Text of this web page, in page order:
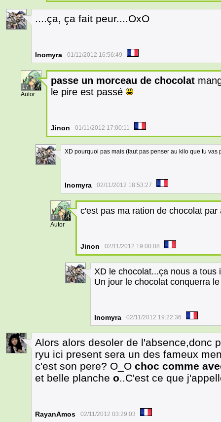
6
....ça, ça fait peur....OxO
Inomyra 01/11/2012 16:56:49
17
Autor
passe un morceau de chocolat
le pire est passé
Jinon 01/11/2012 17:00:11
6
XD pourquoi pas mais (faut pas penser au kilo que tu vas
Inomyra 02/11/2012 18:53:27
17
Autor
c'est pas ma ration de chocolat
Jinon 02/11/2012 19:00:08
6
XD le chocolat...ça nous a tous
Un jour le chocolat conquerra
Inomyra 02/11/2012 19:22:36
6
Alors alors desoler de l'absence,donc
ryu ici present sera un des fameux
c'est son pere? O_O choc comme
et belle planche o..C'est ce que
RayanAmos 02/11/2012 03:29:03